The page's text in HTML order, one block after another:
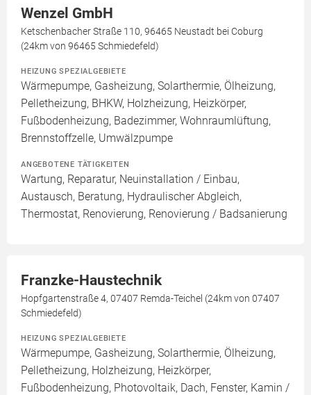
Wenzel GmbH
Ketschenbacher Straße 110, 96465 Neustadt bei Coburg
(24km von 96465 Schmiedefeld)
HEIZUNG SPEZIALGEBIETE
Wärmepumpe, Gasheizung, Solarthermie, Ölheizung,
Pelletheizung, BHKW, Holzheizung, Heizkörper,
Fußbodenheizung, Badezimmer, Wohnraumlüftung,
Brennstoffzelle, Umwälzpumpe
ANGEBOTENE TÄTIGKEITEN
Wartung, Reparatur, Neuinstallation / Einbau,
Austausch, Beratung, Hydraulischer Abgleich,
Thermostat, Renovierung, Renovierung / Badsanierung
Franzke-Haustechnik
Hopfgartenstraße 4, 07407 Remda-Teichel (24km von 07407
Schmiedefeld)
HEIZUNG SPEZIALGEBIETE
Wärmepumpe, Gasheizung, Solarthermie, Ölheizung,
Pelletheizung, Holzheizung, Heizkörper,
Fußbodenheizung, Photovoltaik, Dach, Fenster, Kamin /